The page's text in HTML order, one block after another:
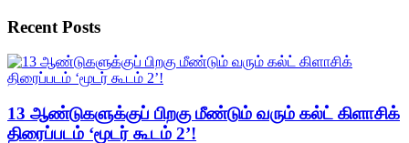
Recent Posts
13 ஆண்டுகளுக்குப் பிறகு மீண்டும் வரும் கல்ட் கிளாசிக்
திரைப்படம் ‘மூடர் கூடம் 2’!